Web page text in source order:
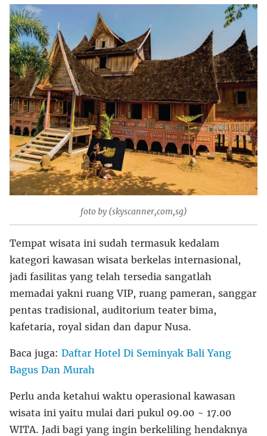
foto by (skyscanner,com,sg)
Tempat wisata ini sudah termasuk kedalam
kategori kawasan wisata berkelas internasional,
jadi fasilitas yang telah tersedia sangatlah
memadai yakni ruang VIP, ruang pameran, sanggar
pentas tradisional, auditorium teater bima,
kafetaria, royal sidan dan dapur Nusa.
Baca juga: Daftar Hotel Di Seminyak Bali Yang
Bagus Dan Murah
Perlu anda ketahui waktu operasional kawasan
wisata ini yaitu mulai dari pukul 09.00 ~ 17.00
WITA. Jadi bagi yang ingin berkeliling hendaknya